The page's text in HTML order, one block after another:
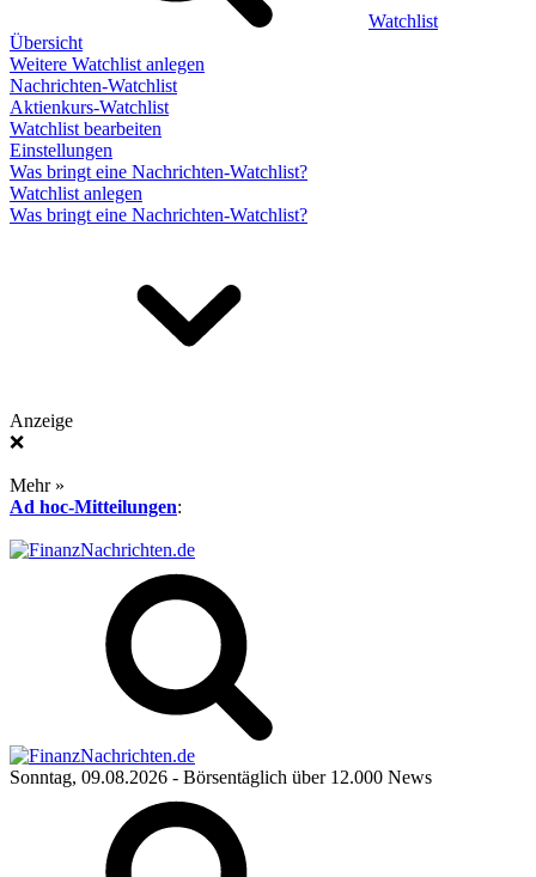
Watchlist
Übersicht
Weitere Watchlist anlegen
Nachrichten-Watchlist
Aktienkurs-Watchlist
Watchlist bearbeiten
Einstellungen
Was bringt eine Nachrichten-Watchlist?
Watchlist anlegen
Was bringt eine Nachrichten-Watchlist?
Anzeige
❌
Mehr »
Ad hoc-Mitteilungen:
Sonntag, 09.08.2026 - Börsentäglich über 12.000 News